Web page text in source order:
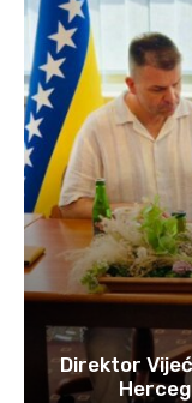
Direktor